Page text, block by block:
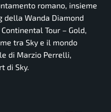
romano, insieme
Wanda Diamond
Tour – Gold,
tra Sky e il mondo
di Marzio Perrelli,
di Sky.